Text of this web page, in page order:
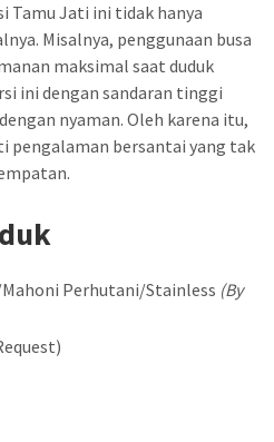
Tamu Jati ini tidak hanya
Misalnya, penggunaan busa
maksimal saat duduk
ini dengan sandaran tinggi
nyaman. Oleh karena itu,
pengalaman bersantai yang tak
Perhutani/Stainless (By